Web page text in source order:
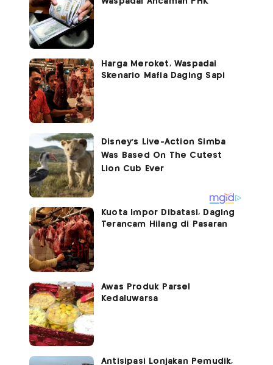
Harga Meroket, Waspadai
Skenario Mafia Daging Sapi
Kuota Impor Dibatasi, Daging
Terancam Hilang di Pasaran
Awas Produk Parsel
Kedaluwarsa
Antisipasi Lonjakan Pemudik,